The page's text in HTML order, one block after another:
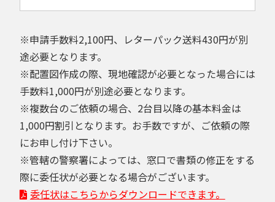
※申請手数料2,100円、レターパック送料430円が別
途必要となります。
※配置図作成の際、現地確認が必要となった場合には
手数料1,000円が別途必要となります。
※複数台のご依頼の場合、2台目以降の基本料金は
1,000円割引となります。お手数ですが、ご依頼の際
にお申し付け下さい。
※管轄の警察署によっては、窓口で書類の修正をする
際に委任状が必要となる場合がございます。
委任状はこちらからダウンロードできます。